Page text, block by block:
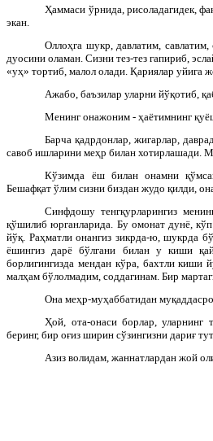
Ҳаммаси ўрнида, рисоладагидек,
экан.
Оллоҳга шукр, давлатим,
дуосини оламан. Сизни тез-тез гапириб,
«уҳ» тортиб, малол олади. Қариялар уйига
Ажабо, баъзилар уларни йўқотиб,
Менинг онажоним - ҳаётимнинг
Барча қадрдонлар, жигарлар,
савоб ишларини меҳр билан хотирлашади.
Кўзимда ёш билан онамни
Бешафқат ўлим сизни биздан жудо қилди,
Синфдошу тенгқурларингиз
қўшилиб юрганларида. Бу омонат дунё,
йўқ. Раҳматли онангиз зикрда-ю, шукрда
ёшингиз дарё бўлгани билан у киши
борлигингизда мендан кўра, бахтли
малҳам бўлолмадим, соддагинам. Бир
Она меҳр-муҳаббатидан
Ҳой, ота-онаси борлар, уларнинг
беринг, бир оғиз ширин сўзингизни дариғ
Азиз волидам, жаннатлардан жой